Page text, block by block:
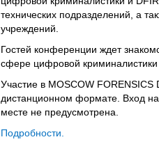
технических подразделений, а
учреждений.
Гостей конференции ждет
сфере цифровой
Участие в MOSCOW FORENSICS
дистанционном формате. Вход
месте не предусмотрена.
Подробности.